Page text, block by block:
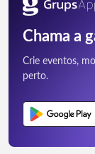
Chama a
Crie eventos,
perto.